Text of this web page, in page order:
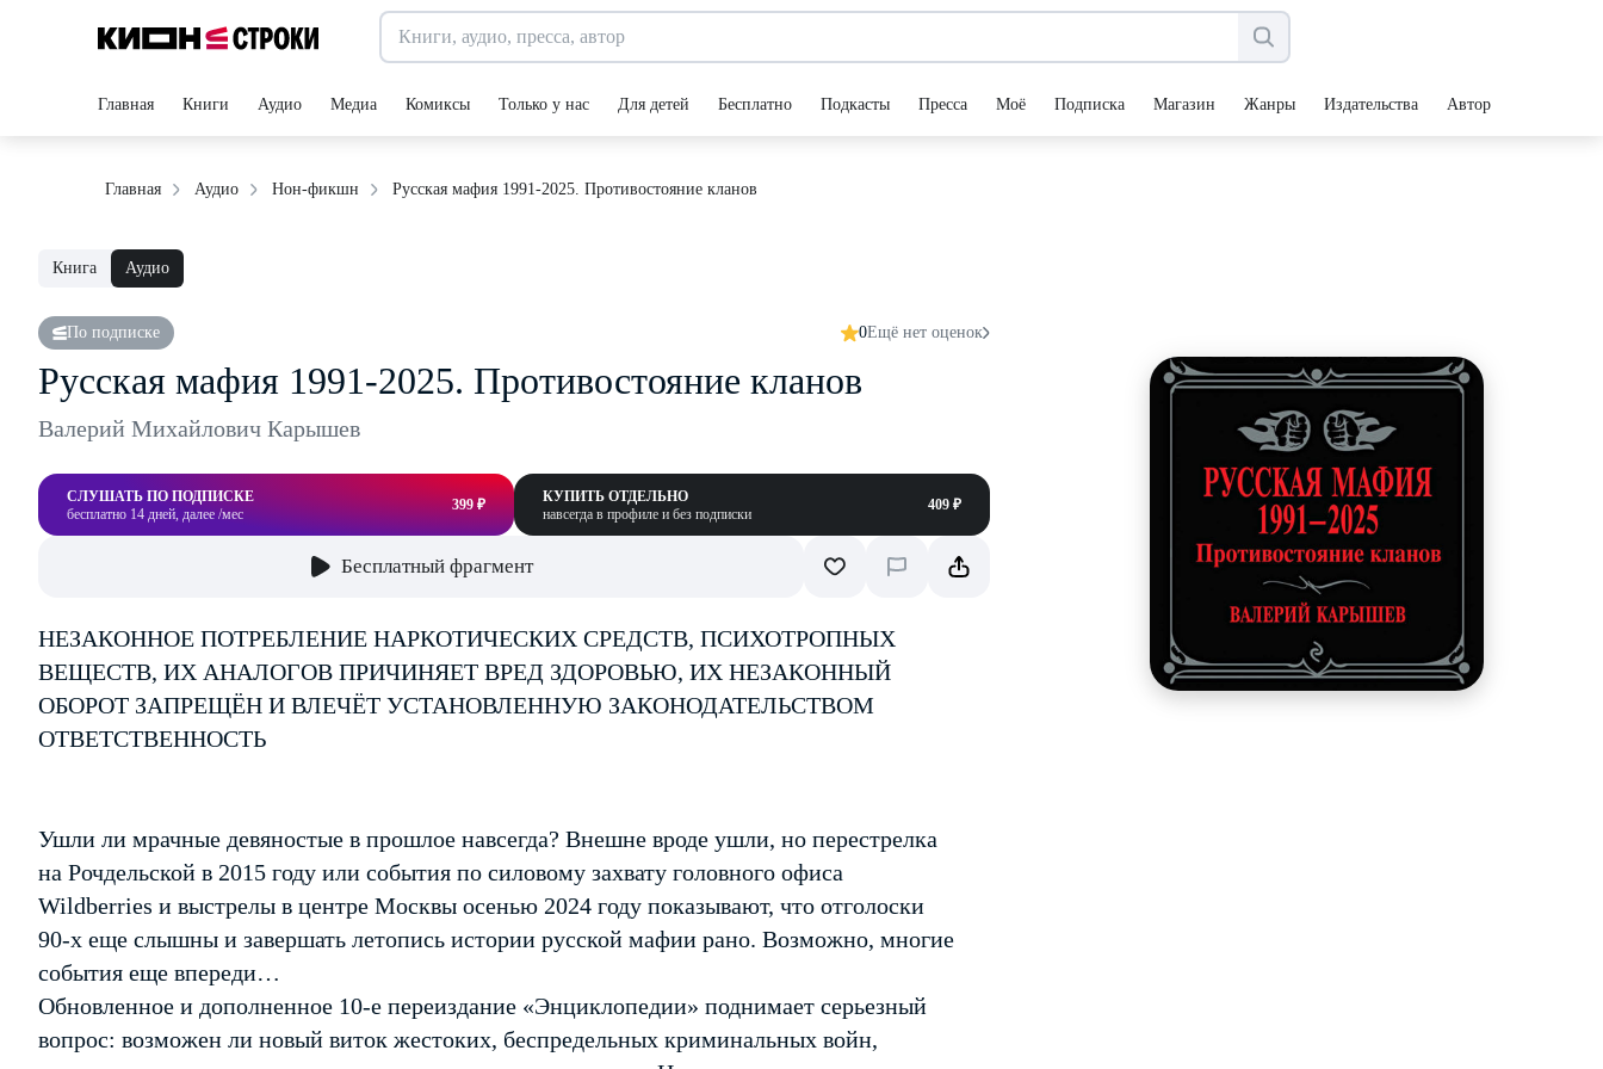
Главная Книги Аудио Медиа Комиксы Только у нас Для детей Бесплатно Подкасты Пресса Моё Подписка Магазин Жанры Издательства Авторы
Главная Аудио Нон-фикшн Русская мафия 1991-2025. Противостояние кланов
Книга Аудио
По подписке 0Ещё нет оценок
Русская мафия 1991-2025. Противостояние кланов
Валерий Михайлович Карышев
СЛУШАТЬ ПО ПОДПИСКЕ
бесплатно 14 дней, далее /мес
399 ₽
КУПИТЬ ОТДЕЛЬНО
навсегда в профиле и без подписки
409 ₽
Бесплатный фрагмент
НЕЗАКОННОЕ ПОТРЕБЛЕНИЕ НАРКОТИЧЕСКИХ СРЕДСТВ, ПСИХОТРОПНЫХ
ВЕЩЕСТВ, ИХ АНАЛОГОВ ПРИЧИНЯЕТ ВРЕД ЗДОРОВЬЮ, ИХ НЕЗАКОННЫЙ
ОБОРОТ ЗАПРЕЩЁН И ВЛЕЧЁТ УСТАНОВЛЕННУЮ ЗАКОНОДАТЕЛЬСТВОМ
ОТВЕТСТВЕННОСТЬ
Ушли ли мрачные девяностые в прошлое навсегда? Внешне вроде ушли, но перестрелка
на Рочдельской в 2015 году или события по силовому захвату головного офиса
Wildberries и выстрелы в центре Москвы осенью 2024 году показывают, что отголоски
90-х еще слышны и завершать летопись истории русской мафии рано. Возможно, многие
события еще впереди…
Обновленное и дополненное 10-е переиздание «Энциклопедии» поднимает серьезный
вопрос: возможен ли новый виток жестоких, беспредельных криминальных войн,